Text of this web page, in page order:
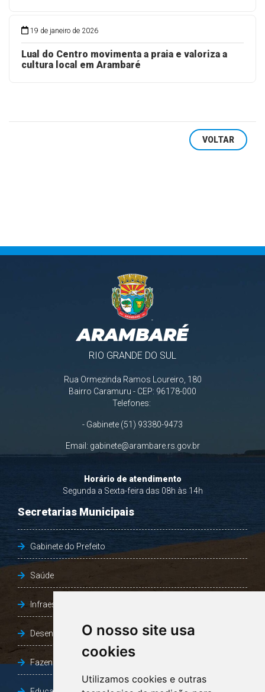
O nosso site usa
cookies
Utilizamos cookies e outras
19 de janeiro de 2026
Lual do Centro movimenta a praia e valoriza a
cultura local em Arambaré
VOLTAR
ARAMBARÉ
RIO GRANDE DO SUL
Rua Ormezinda Ramos Loureiro, 180
Bairro Caramuru - CEP: 96178-000
Telefones:
- Gabinete (51) 93380-9473
Email: gabinete@arambare.rs.gov.br
Horário de atendimento
Segunda a Sexta-feira das 08h às 14h
Secretarias Municipais
Gabinete do Prefeito
Saúde
Infraestrutura, Agricultura e Meio Ambiente
Desenvolvimento Social
Fazenda e Desenvolvimento Econômico